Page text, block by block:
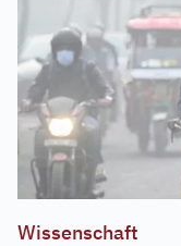
Wissenschaft